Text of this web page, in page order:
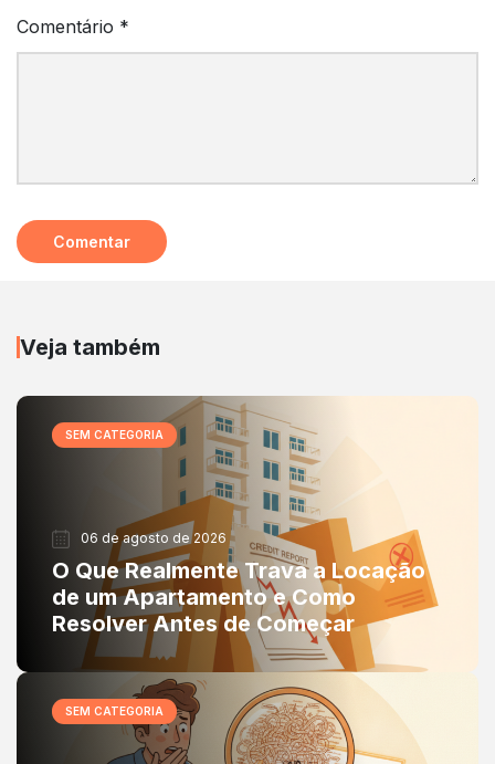
Comentário *
Veja também
SEM CATEGORIA
06 de agosto de 2026
O Que Realmente Trava a Locação
de um Apartamento e Como
Resolver Antes de Começar
SEM CATEGORIA